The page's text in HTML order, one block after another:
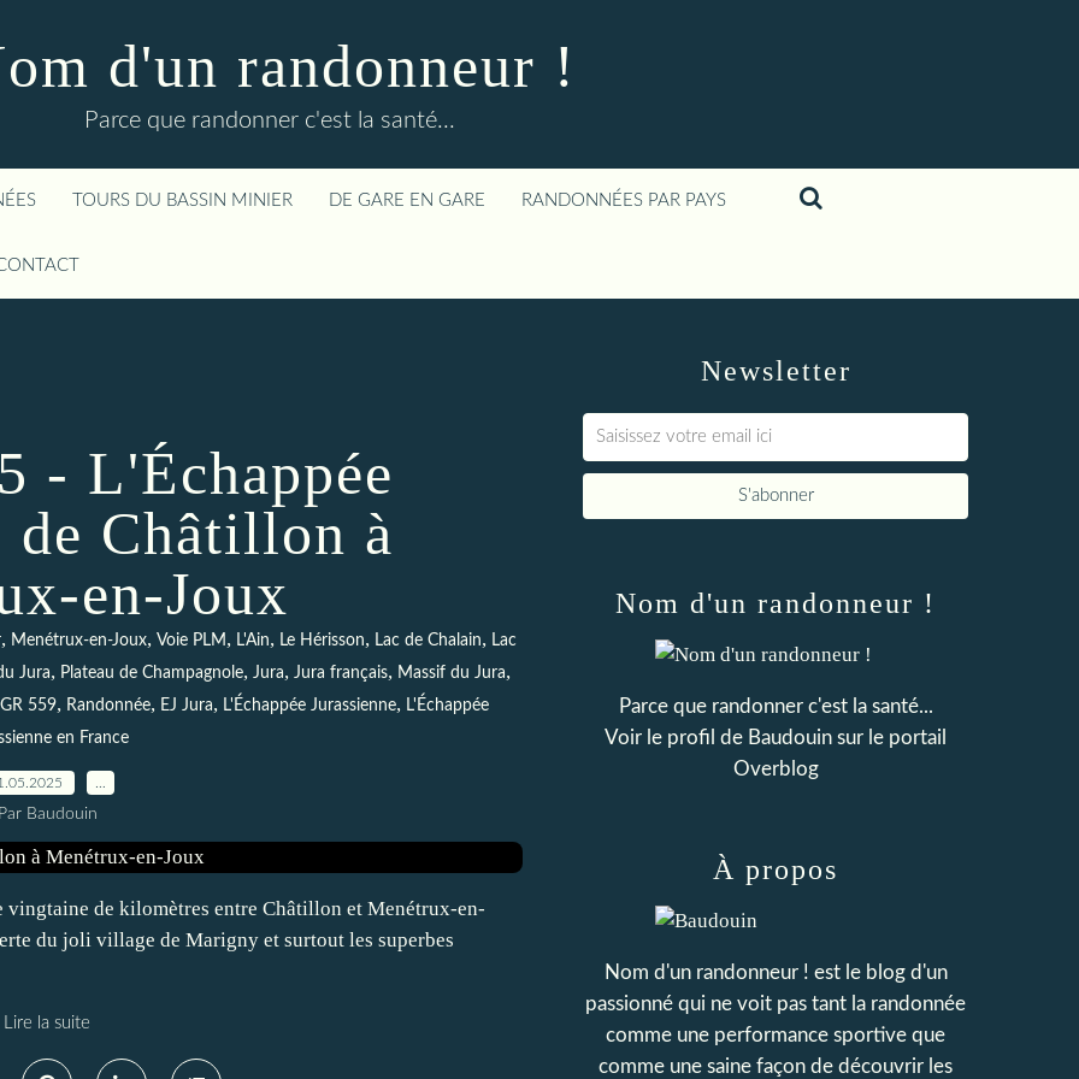
d'un randonneur !
Parce que randonner c'est la santé...
TOURS DU BASSIN MINIER DE GARE EN GARE RANDONNÉES PAR PAYS
- L'Échappée
de Châtillon à
en-Joux
, Menétrux-en-Joux, Voie PLM , L'Ain, Le Hérisson, Lac de Chalain, Lac
Jura, Plateau de Champagnole, Jura, Jura français, Massif du Jura,
GR 559, Randonnée, EJ Jura, L'Échappée Jurassienne, L'Échappée
en France
Baudouin
vingtaine de kilomètres entre Châtillon et Menétrux-en-
du joli village de Marigny et surtout les superbes
Lire la suite
Newsletter
Nom d'un randonneur !
Parce que randonner c'est la santé...
Voir le profil de Baudouin sur le portail
Overblog
À propos
Nom d'un randonneur ! est le blog d'un
passionné qui ne voit pas tant la randonnée
comme une performance sportive que
comme une saine façon de découvrir les